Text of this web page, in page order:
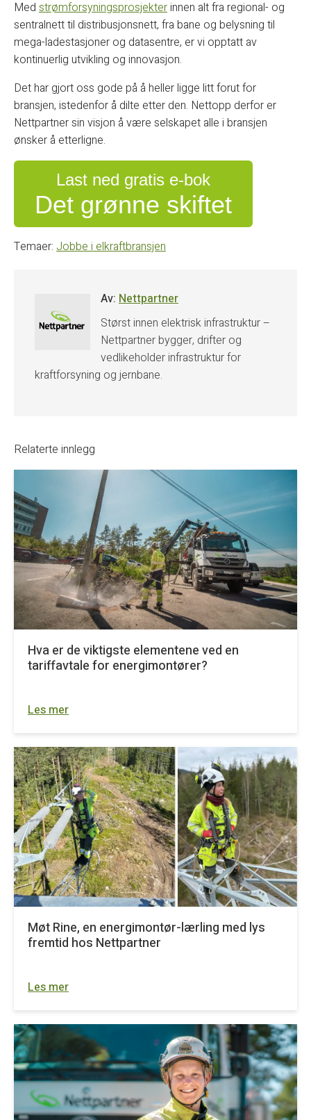
Med strømforsyningsprosjekterinnen alt fra regional- og
sentralnett til distribusjonsnett, fra bane og belysning til
mega-ladestasjoner og datasentre, er vi opptatt av
kontinuerlig utvikling og innovasjon.
Det har gjort oss gode på å heller ligge litt forut for
bransjen, istedenfor å dilte etter den. Nettopp derfor er
Nettpartner sin visjon å være selskapet alle i bransjen
ønsker å etterligne.
Last ned gratis e-bok
Det grønne skiftet
Temaer: Jobbe i elkraftbransjen
Av: Nettpartner
Størst innen elektrisk infrastruktur –
Nettpartner bygger, drifter og
vedlikeholder infrastruktur for
kraftforsyning og jernbane.
Relaterte innlegg
Hva er de viktigste elementene ved en
tariffavtale for energimontører?
Les mer
Møt Rine, en energimontør-lærling med lys
fremtid hos Nettpartner
Les mer